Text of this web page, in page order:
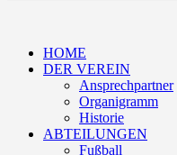
HOME
DER VEREIN
Ansprechpartner
Organigramm
Historie
ABTEILUNGEN
Fußball